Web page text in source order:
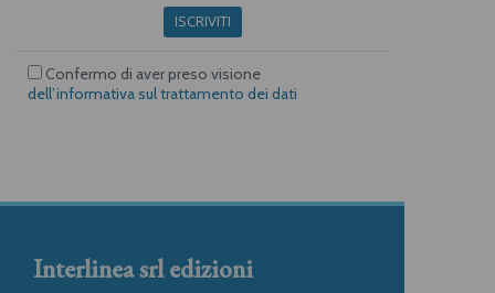
ISCRIVITI
Confermo di aver preso visione
dell’informativa sul trattamento dei dati
Interlinea srl edizioni